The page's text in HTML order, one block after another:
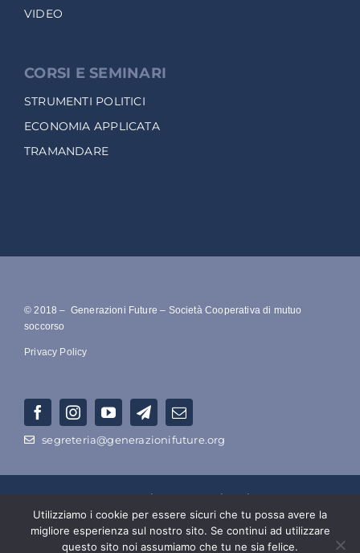
VIDEO
CORSI E SEMINARI
STRUMENTI POLITICI
ECONOMIA APPLICATA
TRAMANDARE
© 2018 – Generazioni Future – Società Cooperativa di mutuo
soccorso
Privacy Policy
segreteria@generazionifuture.org
RAGIONE SOCIALE –Società Cooperativa Di Mutuo Soccorso
Ecologico a Azionariato Popolare Intergenerazionale
Numero di P.IVA e C.F. : 15149541003 – Ufficio del Registro
Utilizziamo i cookie per essere sicuri che tu possa avere la
migliore esperienza sul nostro sito. Se continui ad utilizzare
questo sito noi assumiamo che tu ne sia felice.